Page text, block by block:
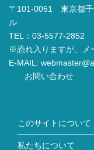
〒101-0051 東京都
ル
TEL：03-5577-2852
※恐れ入りますが、メ
E-MAIL:
お問い合わせ
このサイトについて
私たちについて